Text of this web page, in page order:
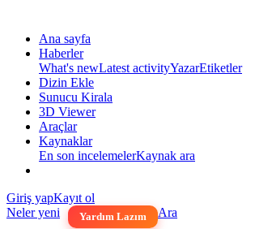
Ana sayfa
Haberler
What's newLatest activityYazarEtiketler
Dizin Ekle
Sunucu Kirala
3D Viewer
Araçlar
Kaynaklar
En son incelemelerKaynak ara
Giriş yapKayıt ol
Neler yeni
Yardım Lazım Ara